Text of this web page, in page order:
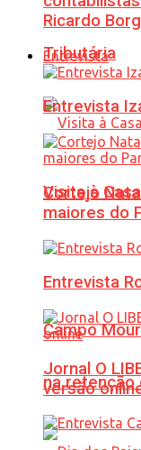
Tributária
Visita à
Campo
na retenção
Ricardo
Entrevista
Entrevista
Cortejo
maiores do
Entrevista
Jornal O
versão